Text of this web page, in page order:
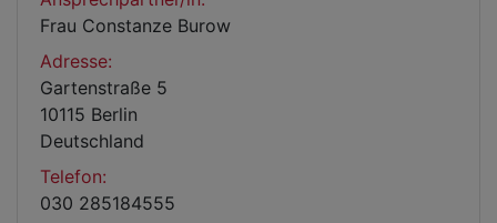
Frau Constanze Burow
Adresse:
Gartenstraße 5
10115 Berlin
Deutschland
Telefon:
030 285184555